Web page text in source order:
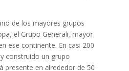
de los mayores grupos
el Grupo Generali, mayor
ese continente. En casi 200
construido un grupo
presente en alrededor de 50